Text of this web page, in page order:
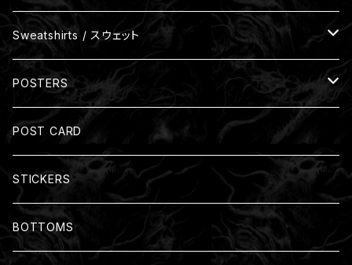
One Size
裏パイル
裏起毛
Zip-up Hoodies
裏パイル
裏起毛
Sweatshirts / スウェット
裏パイル
裏起毛
POSTERS
Size: A3(297mm x 420mm)
Size: B3(364mm x 515mm)
POST CARD
STICKERS
BOTTOMS